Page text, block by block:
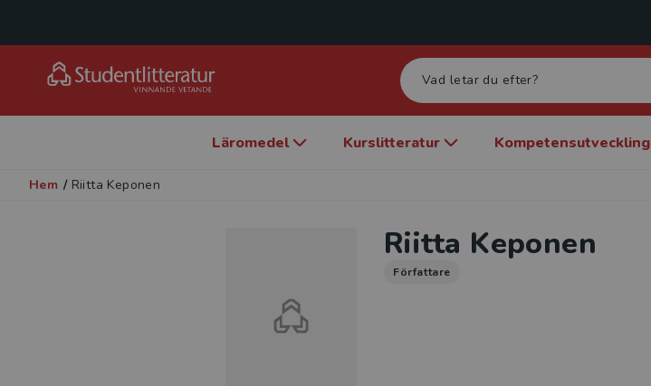
Läromedel Kurslitteratur Kompetensutveckling
Hem / Riitta Keponen
Riitta Keponen
Författare